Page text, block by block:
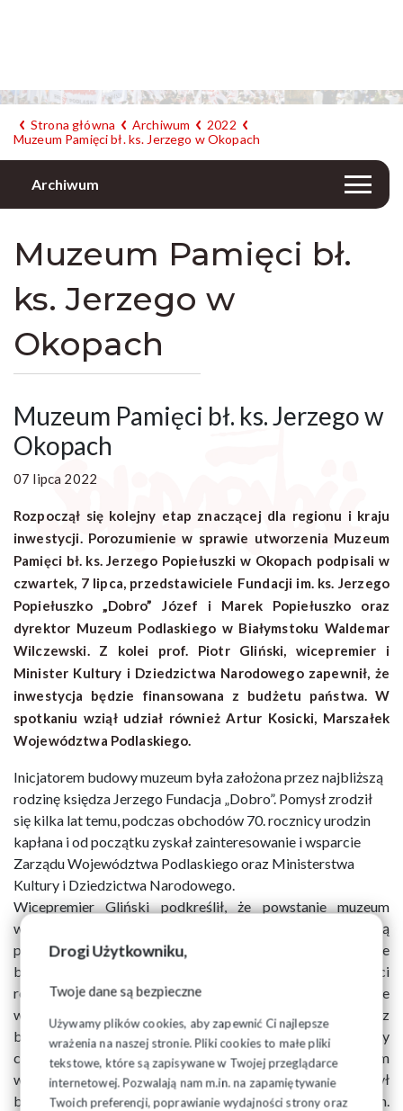
Drogi Użytkowniku,
Twoje dane są bezpieczne
Używamy plików cookies, aby zapewnić Ci najlepsze
wrażenia na naszej stronie. Pliki cookies to małe pliki
tekstowe, które są zapisywane w Twojej przeglądarce
internetowej. Pozwalają nam m.in. na zapamiętywanie
Twoich preferencji, poprawianie wydajności strony oraz
Strona główna Archiwum
2022
Muzeum Pamięci bł. ks. Jerzego w Okopach
Archiwum
Muzeum Pamięci bł.
ks. Jerzego w
Okopach
Muzeum Pamięci bł. ks. Jerzego w
Okopach
07 lipca 2022
Rozpoczął się kolejny etap znaczącej dla regionu i kraju
inwestycji. Porozumienie w sprawie utworzenia Muzeum
Pamięci bł. ks. Jerzego Popiełuszki w Okopach podpisali w
czwartek, 7 lipca, przedstawiciele Fundacji im. ks. Jerzego
Popiełuszko „Dobro” Józef i Marek Popiełuszko oraz
dyrektor Muzeum Podlaskiego w Białymstoku Waldemar
Wilczewski. Z kolei prof. Piotr Gliński, wicepremier i
Minister Kultury i Dziedzictwa Narodowego zapewnił, że
inwestycja będzie finansowana z budżetu państwa. W
spotkaniu wziął udział również Artur Kosicki, Marszałek
Województwa Podlaskiego.
Inicjatorem budowy muzeum była założona przez najbliższą
rodzinę księdza Jerzego Fundacja „Dobro”. Pomysł zrodził
się kilka lat temu, podczas obchodów 70. rocznicy urodzin
kapłana i od początku zyskał zainteresowanie i wsparcie
Zarządu Województwa Podlaskiego oraz Ministerstwa
Kultury i Dziedzictwa Narodowego.
Wicepremier Gliński podkreślił, że powstanie muzeum
wynika z połączenia inicjatywy oddolnej fundacji z „siłą
państwa polskiego, bo to państwo polskie sfinansuje
budowę”. – Muzeum jest jednym z 300 projektów pamięci
realizowanych w Polsce. Ale to projekt szczególny ze
względu na osobę księdza Jerzego. Mówi się, że teraz
brakuje autorytetów. Ksiądz Jerzy był człowiekiem, który
całym swoim życiem zaświadczał o wierności podstawowym
wartościom chrześcijańskim, a jednocześnie był
bojownikiem o niepodległość Polski i stał się męczennikiem.